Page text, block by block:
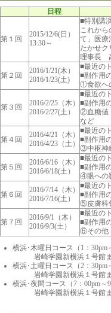
日程
第１回
2015/12/6(日）
13:30～
■特別講
これから
て」医療
たかせク
理事長
第２回
2016/1/21(木）
2016/1/23(土)
■最近の
■副作用
①食欲へ
第３回
2016/2/25（木）
2016/2/27(土）
■最近の
■副作用
②血糖値
など
第４回
2016/4/21（木）
2016/4/23（土）
■最近の
■副作用
③中枢神
第５回
2016/6/16（木）
2016/6/18(土）
■最近の
■副作用
④眼への
第６回
2016/7/14（木）
2016/7/16(土）
■最近の
■副作用
⑤皮膚
第７回
2016/9/1（木）
2016/9/3(土）
■最近の
■副作用
⑥その他
横浜･木曜日コース（1：30pm
岩崎学園新横浜１号館ま
横浜･土曜日コース（2：30pm
岩崎学園新横浜１号館ま
横浜･夜間コース（7：00pm～
岩崎学園新横浜１号館ま